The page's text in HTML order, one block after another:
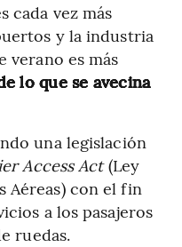
cada vez más
y la industria
verano es más
lo que se avecina
una legislación
Access Act(Ley
Aéreas) con el fin
a los pasajeros
ruedas.